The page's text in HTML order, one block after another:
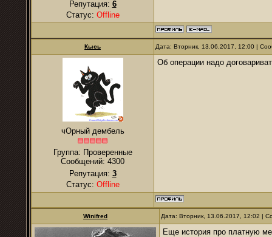
Репутация: 6
Статус: Offline
Кысь Дата: Вторник, 13.06.2017, 12:00 |
чОрный дембель
Группа: Проверенные
Сообщений: 4300
Репутация: 3
Статус: Offline
Об операции надо
Winifred Дата: Вторник, 13.06.2017, 12:02 |
Еще история про платную